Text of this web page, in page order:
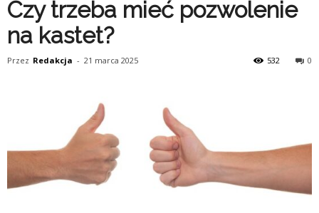
Czy trzeba mieć pozwolenie
na kastet?
Przez Redakcja - 21 marca 2025 0
532